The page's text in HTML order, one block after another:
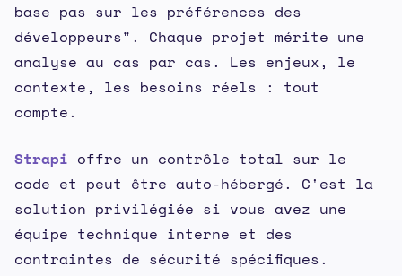
base pas sur les préférences des
développeurs". Chaque projet mérite une
analyse au cas par cas. Les enjeux, le
contexte, les besoins réels : tout
compte.
Strapi offre un contrôle total sur le
code et peut être auto-hébergé. C'est la
solution privilégiée si vous avez une
équipe technique interne et des
contraintes de sécurité spécifiques.